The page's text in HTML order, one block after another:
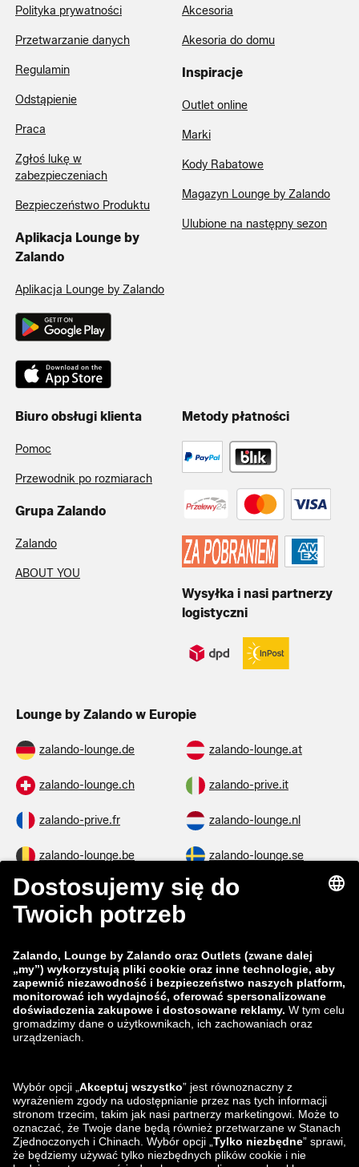
Polityka prywatności
Przetwarzanie danych
Regulamin
Odstąpienie
Praca
Zgłoś lukę w
zabezpieczeniach
Bezpieczeństwo Produktu
Aplikacja Lounge by
Zalando
Aplikacja Lounge by Zalando
Akcesoria
Akesoria do domu
Inspiracje
Outlet online
Marki
Kody Rabatowe
Magazyn Lounge by Zalando
Ulubione na następny sezon
Biuro obsługi klienta
Pomoc
Przewodnik po rozmiarach
Grupa Zalando
Zalando
ABOUT YOU
Metody płatności
Wysyłka i nasi partnerzy
logistyczni
Lounge by Zalando w Europie
zalando-lounge.de zalando-lounge.at
zalando-lounge.ch zalando-prive.it
zalando-prive.fr zalando-lounge.nl
zalando-lounge.be zalando-lounge.se
zalando-lounge.fi zalando-lounge.dk
zalando-lounge.co.uk
zalando-prive.es zalando-lounge.cz
zalando-lounge.lt zalando-lounge.sk
zalando-lounge.ro zalando-lounge.hr
zalando-lounge.lu zalando-lounge.ee
zalando-lounge.lv zalando-lounge.no